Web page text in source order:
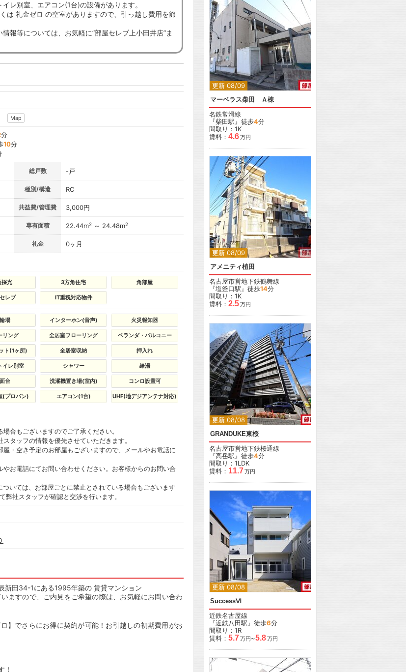
レ別室、エアコン(1台)の設備があります。
は 礼金ゼロ の空室がありますので、引っ越し費用を節
報等については、お気軽に”部屋セレブ上小田井店”ま
Map
分
10分
総戸数 -戸
種別/構造 RC
共益費/管理費 3,000円
専有面積 22.44m2 ～ 24.48m2
礼金 0ヶ月
採光 3方角住宅 角部屋
レブ IT重税対応物件
場 インターホン(音声) 火災報知器
リング 全居室フローリング ベランダ・バルコニー
ト(1ヶ所) 全居室収納 押入れ
イレ別室 シャワー 給湯
台 洗濯機置き場(室内) コンロ設置可
(プロパン) エアコン(1台) UHF(地デジアンテナ対応)
合もございますのでご了承ください。
タッフの情報を優先させていただきます。
・空き予定のお部屋もございますので、メールやお電話に
お電話にてお問い合わせください。お客様からのお問い合
いては、お部屋ごとに禁止とされている場合もございます
弊社スタッフが確認と交渉を行います。
新田34-1にある1995年築の 賃貸マンション
ますので、ご内見をご希望の際は、お気軽にお問い合わ
】でさらにお得に契約が可能！お引越しの初期費用がお
！
更新 08/09
マーベラス柴田 Ａ棟
名鉄常滑線
『柴田駅』徒歩4分
間取り：1K
賃料： 4.6万円
更新 08/09
アメニティ植田
名古屋市営地下鉄鶴舞線
『塩釜口駅』徒歩14分
間取り：1K
賃料： 2.5万円
更新 08/08
GRANDUKE東桜
名古屋市営地下鉄桜通線
『高岳駅』徒歩4分
間取り：1LDK
賃料： 11.7万円
更新 08/08
SuccessⅥ
近鉄名古屋線
『近鉄八田駅』徒歩6分
間取り：1R
賃料： 5.7万円~5.8万円